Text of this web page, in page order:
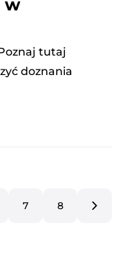
w
tutaj
doznania
7 8